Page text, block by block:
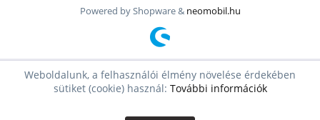
Powered by Shopware & neomobil.hu
Weboldalunk, a felhasználói élmény növelése érdekében
sütiket (cookie) használ: További információk